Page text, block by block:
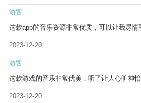
游客
这款app的音乐资源非常优质，可以让我尽情
2023-12-20
游客
这款游戏的音乐非常优美，听了让人心旷神怡
2023-12-20